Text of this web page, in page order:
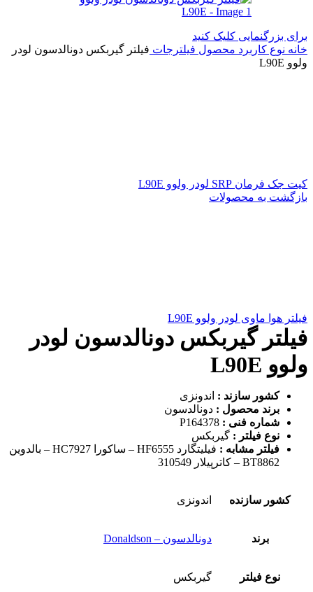
برای بزرگنمایی کلیک کنید
خانه نوع کاربرد محصول فیلترجات فیلتر گیربکس دونالدسون لودر
ولوو L90E
کیت جک فرمان SRP لودر ولوو L90E
بازگشت به محصولات
فیلتر هوا ماوی لودر ولوو L90E
فیلتر گیربکس دونالدسون لودر
ولوو L90E
کشور سازند : اندونزی
برند محصول : دونالدسون
شماره فنی : P164378
نوع فیلتر : گیربکس
فیلتر مشابه :
فیلیتگارد HF6555 – ساکورا HC7927 – بالدوین
BT8862 – کاترپیلار 310549
کشور سازنده اندونزی
برند دونالدسون – Donaldson
نوع فیلتر گیربکس